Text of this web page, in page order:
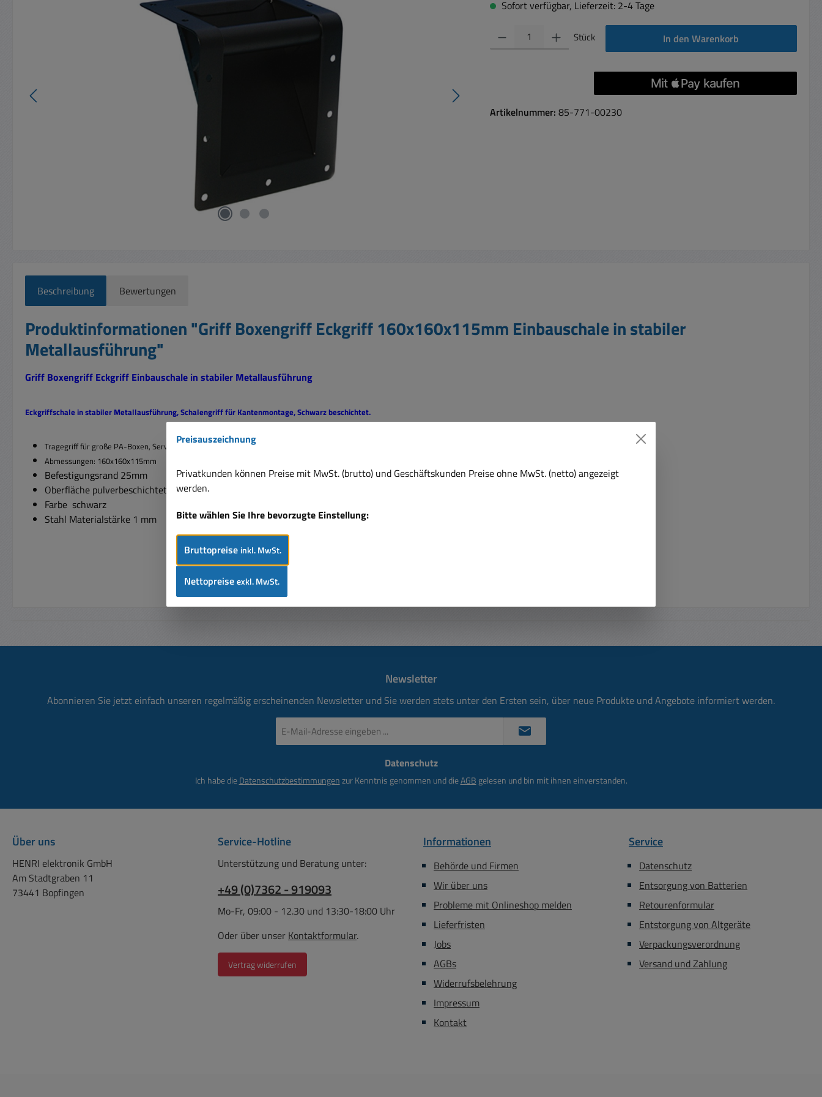
Sofort verfügbar, Lieferzeit: 2-4 Tage
Produkt Anzahl: Gib den gewünschten Wert ein oder benutze die Schaltflächen um die
Stück In den Warenkorb
Artikelnummer: 85-771-00230
Beschreibung Bewertungen
Produktinformationen "Griff Boxengriff Eckgriff 160x160x115mm Einbauschale in stabiler
Metallausführung"
Griff Boxengriff Eckgriff Einbauschale in stabiler Metallausführung
Eckgriffschale in stabiler Metallausführung,Schalengriff für Kantenmontage,Schwarz beschichtet.
Tragegriff für große PA-Boxen, Service-, Transportkisten und Behälter aller Art
Abmessungen: 160x160x115mm
Befestigungsrand 25mm
Oberfläche pulverbeschichtet
Farbe schwarz
Stahl Materialstärke 1 mm
Newsletter
Abonnieren Sie jetzt einfach unseren regelmäßig erscheinenden Newsletter und Sie werden stets unter den Ersten sein, über neue Produkte und Angebote informiert werden.
Mail-
Datenschutz
Ich habe dieDatenschutzbestimmungenzur Kenntnis genommen und dieAGB gelesen und bin mit ihnen einverstanden.
Über uns
HENRI elektronik GmbH
Am Stadtgraben 11
73441 Bopfingen
Service-Hotline
Unterstützung und Beratung unter:
+49 (0)7362 - 919093
Mo-Fr, 09:00 - 12.30 und 13:30-18:00 Uhr
Oder über unser Kontaktformular.
Vertrag widerrufen
Informationen
Behörde und Firmen
Wir über uns
Probleme mit Onlineshop melden
Lieferfristen
Jobs
AGBs
Widerrufsbelehrung
Impressum
Kontakt
Service
Datenschutz
Entsorgung von Batterien
Retourenformular
Entstorgung von Altgeräte
Verpackungsverordnung
Versand und Zahlung
Preisauszeichnung
Privatkunden können Preise mit MwSt. (brutto) und Geschäftskunden Preise ohne MwSt. (netto) angezeigt
werden.
Bitte wählen Sie Ihre bevorzugte Einstellung:
Bruttopreise inkl. MwSt.
Nettopreiseexkl. MwSt.